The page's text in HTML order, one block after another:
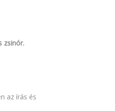
zsinór.
az írás és